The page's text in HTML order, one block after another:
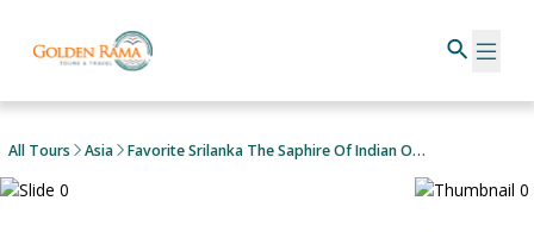
All Tours Asia Favorite Srilanka The Saphire Of Indian Ocean